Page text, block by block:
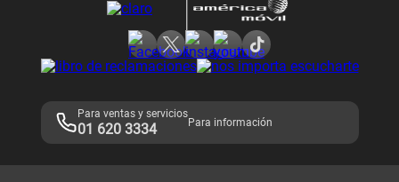
Adquirientes iPhone 6, 6S y SE
Mensaje de Seguridad
Términos y Condiciones de Tienda Claro
Libro de Reclamaciones
Para ventas y servicios
01 620 3334 Para información